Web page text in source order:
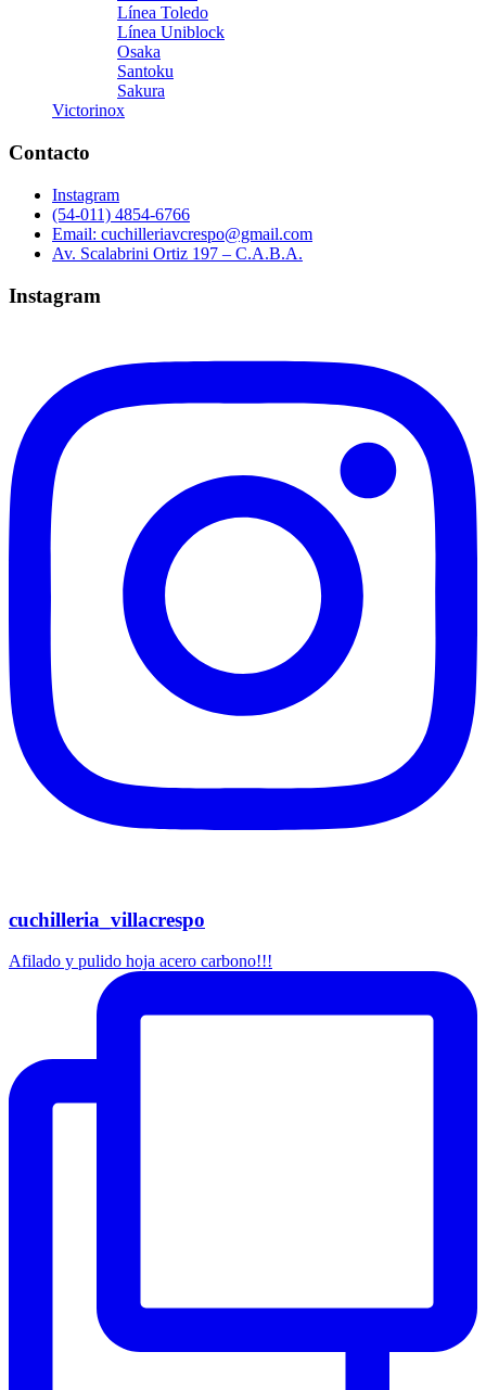
Línea Toledo
Línea Uniblock
Osaka
Santoku
Sakura
Victorinox
Contacto
Instagram
(54-011) 4854-6766
Email: cuchilleriavcrespo@gmail.com
Av. Scalabrini Ortiz 197 – C.A.B.A.
Instagram
cuchilleria_villacrespo
Afilado y pulido hoja acero carbono!!!